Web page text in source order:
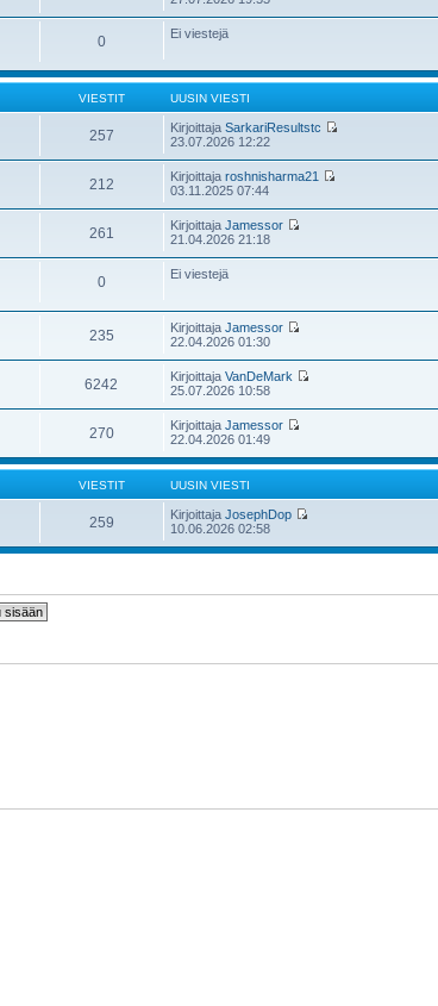
0 Ei viestejä
VIESTIT UUSIN VIESTI
257 KirjoittajaSarkariResultstc
23.07.2026 12:22
212 Kirjoittajaroshnisharma21
03.11.2025 07:44
261 KirjoittajaJamessor
21.04.2026 21:18
0 Ei viestejä
235 KirjoittajaJamessor
22.04.2026 01:30
6242 KirjoittajaVanDeMark
25.07.2026 10:58
270 KirjoittajaJamessor
22.04.2026 01:49
VIESTIT UUSIN VIESTI
259 KirjoittajaJosephDop
10.06.2026 02:58